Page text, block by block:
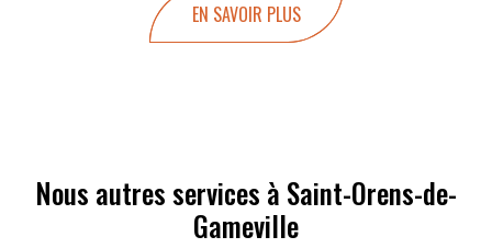
EN SAVOIR PLUS
Nous autres services à Saint-Orens-de-
Gameville